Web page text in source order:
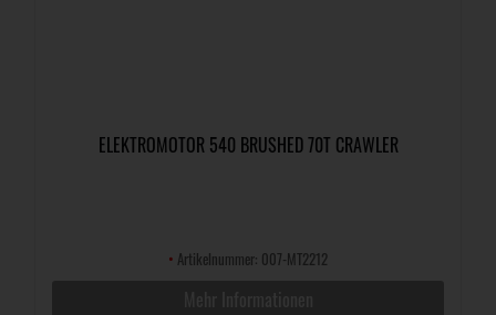
ELEKTROMOTOR 540 BRUSHED 70T CRAWLER
• Artikelnummer: 007-MT2212